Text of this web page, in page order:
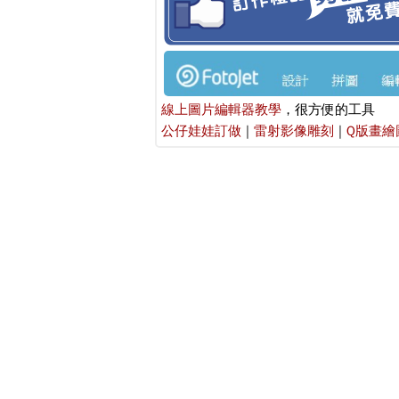
線上圖片編輯器教學 ，很方便的工具
公仔娃娃訂做 |雷射影像雕刻 |Q版畫繪